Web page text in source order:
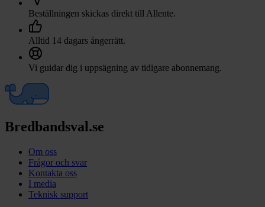
Beställningen skickas direkt till Allente.
Alltid 14 dagars ångerrätt.
Vi guidar dig i uppsägning av tidigare abonnemang.
Bredbandsval.se
Om oss
Frågor och svar
Kontakta oss
I media
Teknisk support